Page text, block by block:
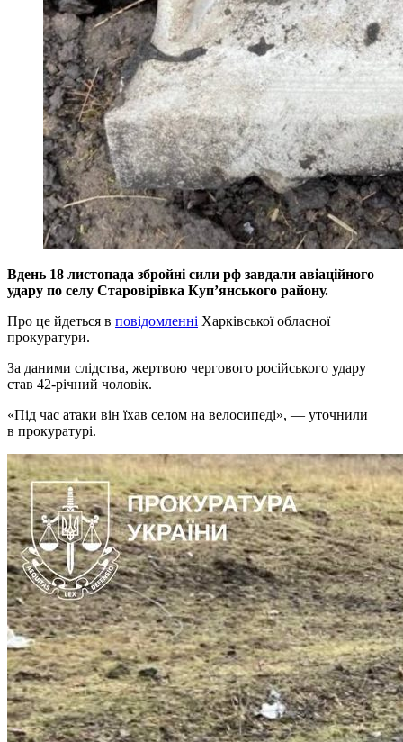
Вдень 18 листопада збройні сили рф завдали авіаційного
удару по селу Старовірівка Куп’янського району.
Про це йдеться в повідомленні Харківської обласної
прокуратури.
За даними слідства, жертвою чергового російського удару
став 42-річний чоловік.
«Під час атаки він їхав селом на велосипеді», — уточнили
в прокуратурі.